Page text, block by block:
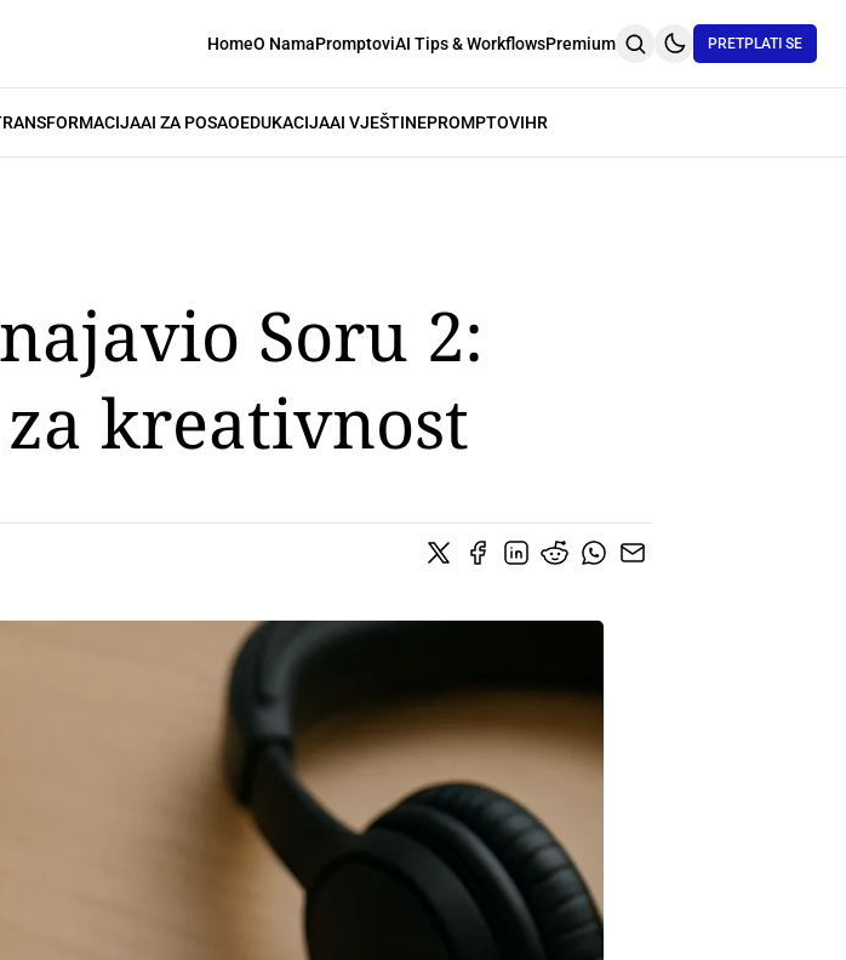
HomeO NamaPromptoviAI Tips & WorkflowsPremium PRETPLATI SE
AI ZA POSAOEDUKACIJAAI VJEŠTINEPROMPTOVIHR
Soru 2:
kreativnost